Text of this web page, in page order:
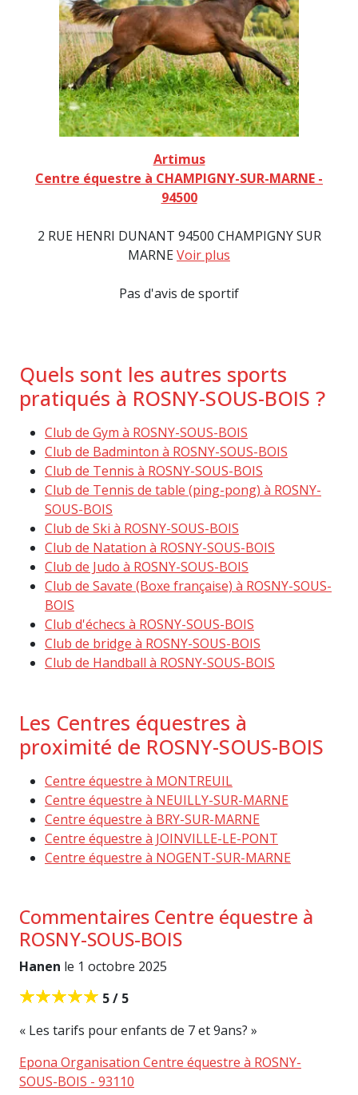
Artimus
Centre équestre à CHAMPIGNY-SUR-MARNE -
94500
2 RUE HENRI DUNANT 94500 CHAMPIGNY SUR
MARNEVoir plus
Pas d'avis de sportif
Quels sont les autres sports
pratiqués à ROSNY-SOUS-BOIS ?
Club de Gym à ROSNY-SOUS-BOIS
Club de Badminton à ROSNY-SOUS-BOIS
Club de Tennis à ROSNY-SOUS-BOIS
Club de Tennis de table (ping-pong) à ROSNY-
SOUS-BOIS
Club de Ski à ROSNY-SOUS-BOIS
Club de Natation à ROSNY-SOUS-BOIS
Club de Judo à ROSNY-SOUS-BOIS
Club de Savate (Boxe française) à ROSNY-SOUS-
BOIS
Club d'échecs à ROSNY-SOUS-BOIS
Club de bridge à ROSNY-SOUS-BOIS
Club de Handball à ROSNY-SOUS-BOIS
Les Centres équestres à
proximité de ROSNY-SOUS-BOIS
Centre équestre à MONTREUIL
Centre équestre à NEUILLY-SUR-MARNE
Centre équestre à BRY-SUR-MARNE
Centre équestre à JOINVILLE-LE-PONT
Centre équestre à NOGENT-SUR-MARNE
Commentaires Centre équestre à
ROSNY-SOUS-BOIS
Hanen le 1 octobre 2025
5 / 5
« Les tarifs pour enfants de 7 et 9ans? »
Epona Organisation Centre équestre à ROSNY-
SOUS-BOIS - 93110